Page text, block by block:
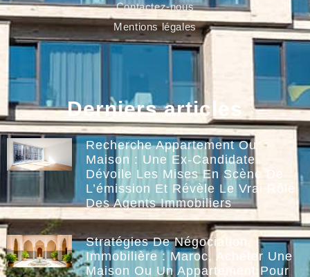
Contactez-nous
Mentions légales
Derniers articles
Recherche Appartement Ou
Maison : Une Ex-Candidate
Dévoile Les Mises En Scène De
L’émission Et Révèle Le Vrai Rôle
Des Agents Immobiliers
Stratégies De Négociation
Immobilière : Maroc, Acheter Une
Maison Ou Un Appartement Pour